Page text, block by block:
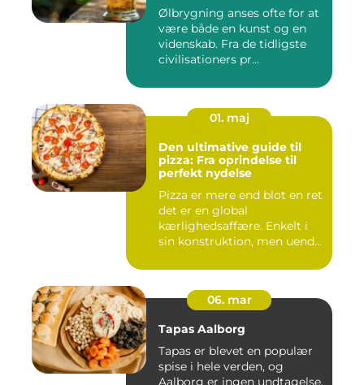
Ølbrygning anses ofte for at
være både en kunst og en
videnskab. Fra de tidligste
civilisationers pr...
01. maj
Den ultimative guide til
pizza: Fra oprindelse til
perfekt nydelse
Pizza er mere end blot en ret
det er en global
kærlighedsaffære. Enkelt i
sin konstruktion, men uend...
06. mar
Tapas Aalborg
Tapas er blevet en populær
spise i hele verden, og
Aalborg er ingen undtagelse.